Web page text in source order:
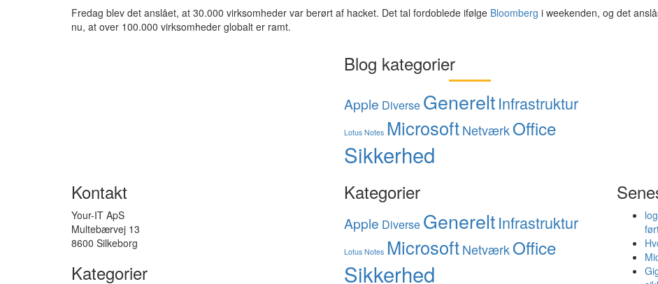
Fredag blev det anslået, at 30.000 virksomheder var berørt af hacket. Det tal fordoblede ifølge Bloomberg i weekenden, og det
nu, at over 100.000 virksomheder globalt er ramt.
Blog kategorier
Apple Diverse GenereltInfrastruktur
Lotus Notes MicrosoftNetværkOffice
Sikkerhed
Kontakt
Your-IT ApS
Multebærvej 13
8600 Silkeborg
Kategorier
Kategorier
Apple Diverse GenereltInfrastruktur
Lotus Notes MicrosoftNetværkOffice
Sikkerhed